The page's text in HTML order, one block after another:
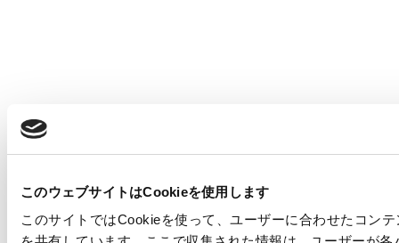
このウェブサイトはCookieを使用します
このサイトではCookieを使って、ユーザーに合わせたコン